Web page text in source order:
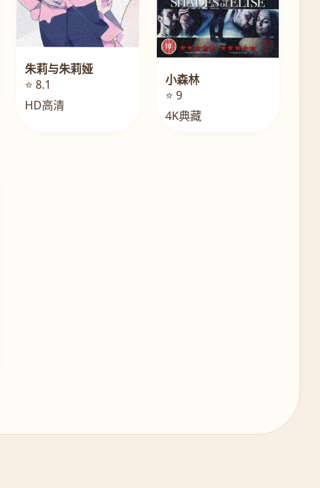
朱莉与朱莉娅
⭐ 8.1
HD高清
小森林
⭐ 9
4K典藏